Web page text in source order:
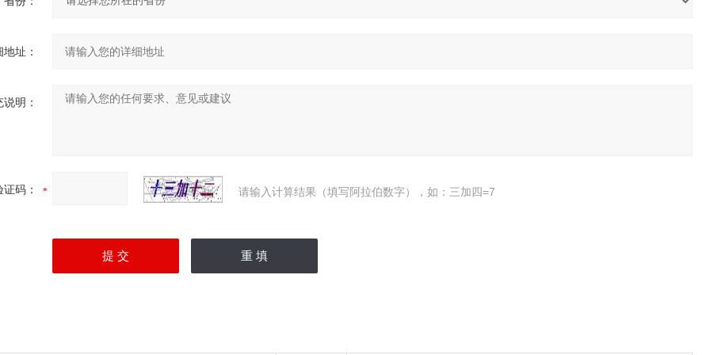
址：
明：
证码： 请输入计算结果（填写阿拉伯数字），如：三加四=7